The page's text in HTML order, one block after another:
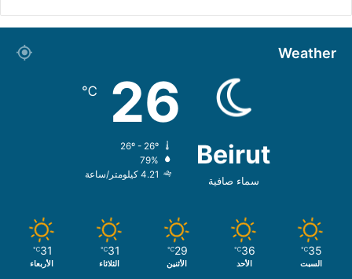
Weather
Beirut
سماء صافية
26
℃
79%
4.21 كيلومتر/ساعة
35
℃
السبت
36
℃
الأحد
29
℃
الأثنين
31
℃
الثلاثاء
31
℃
الأربعاء